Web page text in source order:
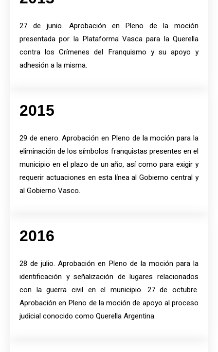
27 de junio. Aprobación en Pleno de la moción
presentada por la Plataforma Vasca para la Querella
contra los Crímenes del Franquismo y su apoyo y
adhesión a la misma.
2015
29 de enero. Aprobación en Pleno de la moción para la
eliminación de los símbolos franquistas presentes en el
municipio en el plazo de un año, así como para exigir y
requerir actuaciones en esta línea al Gobierno central y
al Gobierno Vasco.
2016
28 de julio. Aprobación en Pleno de la moción para la
identificación y señalización de lugares relacionados
con la guerra civil en el municipio. 27 de octubre.
Aprobación en Pleno de la moción de apoyo al proceso
judicial conocido como Querella Argentina.